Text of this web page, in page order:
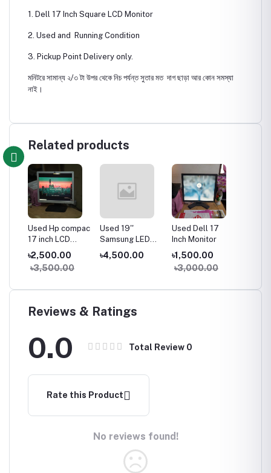
1. Dell 17 Inch Square LCD Monitor
2. Used and Running Condition
3. Pickup Point Delivery only.
মনিটরে সামান্য ২/৩ টা উপর থেকে নিচ পর্যন্ত সুতার মত দাগ ছাড়া আর কোন সমস্যা
নাই।
Related products
Used Hp compac
17 inch LCD
Monitor
৳2,500.00
৳3,500.00
Used 19''
Samsung LED
Monitor
৳4,500.00
Used Dell 17
Inch Monitor
৳1,500.00
৳3,000.00
Reviews & Ratings
0.0 Total Review 0
Rate this Product
No reviews found!